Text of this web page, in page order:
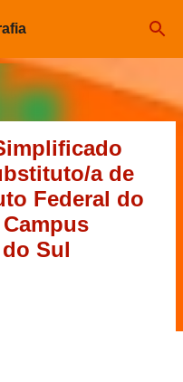
principal
a de
Federal do
Sul